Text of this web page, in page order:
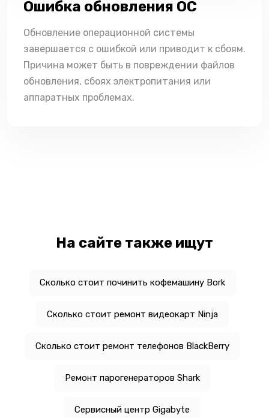
Ошибка обновления ОС
Обновление операционной системы
завершается с ошибкой или приводит к сбоям.
Причина может быть в повреждении файлов
обновления, сбоях электропитания или
аппаратных проблемах.
На сайте также ищут
Сколько стоит починить кофемашину Bork
Сколько стоит ремонт видеокарт Ninja
Сколько стоит ремонт телефонов BlackBerry
Ремонт парогенераторов Shark
Сервисный центр Gigabyte